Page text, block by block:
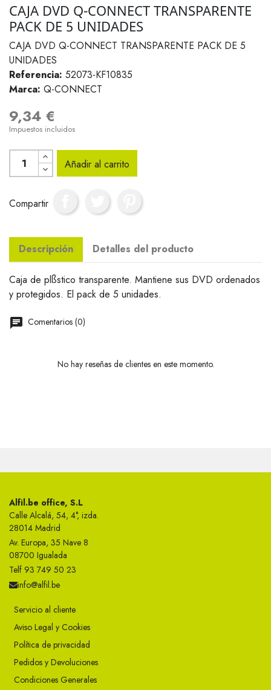
CAJA DVD Q-CONNECT TRANSPARENTE
PACK DE 5 UNIDADES
CAJA DVD Q-CONNECT TRANSPARENTE PACK DE 5
UNIDADES
Referencia: 52073-KF10835
Marca: Q-CONNECT
9,34 €
Impuestos incluidos
Añadir al carrito
Compartir
Descripción Detalles del producto
Caja de plßstico transparente. Mantiene sus DVD ordenados
y protegidos. El pack de 5 unidades.
Comentarios (0)
No hay reseñas de clientes en este momento.
Alfil.be office, S.L
Calle Alcalá, 54, 4°, izda.
28014 Madrid
Av. Europa, 35 Nave 8
08700 Igualada
Telf 93 749 50 23
info@alfil.be
Servicio al cliente
Aviso Legal y Cookies
Política de privacidad
Pedidos y Devoluciones
Condiciones Generales